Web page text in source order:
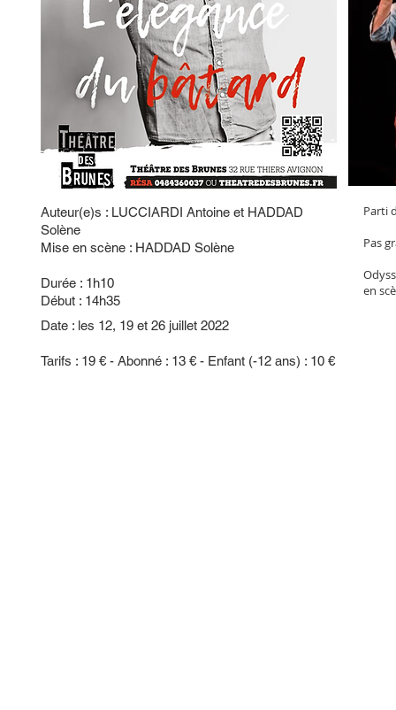
Auteur(e)s : LUCCIARDI Antoine et HADDAD
Solène
Mise en scène : HADDAD Solène
Durée : 1h10
Début : 14h35
Date : les 12, 19 et 26 juillet 2022
Tarifs : 19 € - Abonné : 13 € - Enfant (-12 ans) : 10 €
Parti
Pas
en